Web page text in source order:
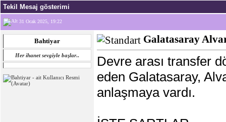
Tekil Mesaj gösterimi
31 Ocak 2025, 19:22
Bahtiyar
Her ihanet sevgiyle başlar..
Galatasaray
Devre arası transfer
eden Galatasaray,
anlaşmaya vardı.